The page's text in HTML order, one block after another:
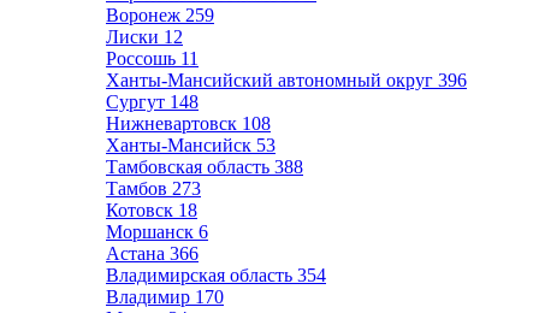
Воронеж 259
Лиски 12
Россошь 11
Ханты-Мансийский автономный округ 396
Сургут 148
Нижневартовск 108
Ханты-Мансийск 53
Тамбовская область 388
Тамбов 273
Котовск 18
Моршанск 6
Астана 366
Владимирская область 354
Владимир 170